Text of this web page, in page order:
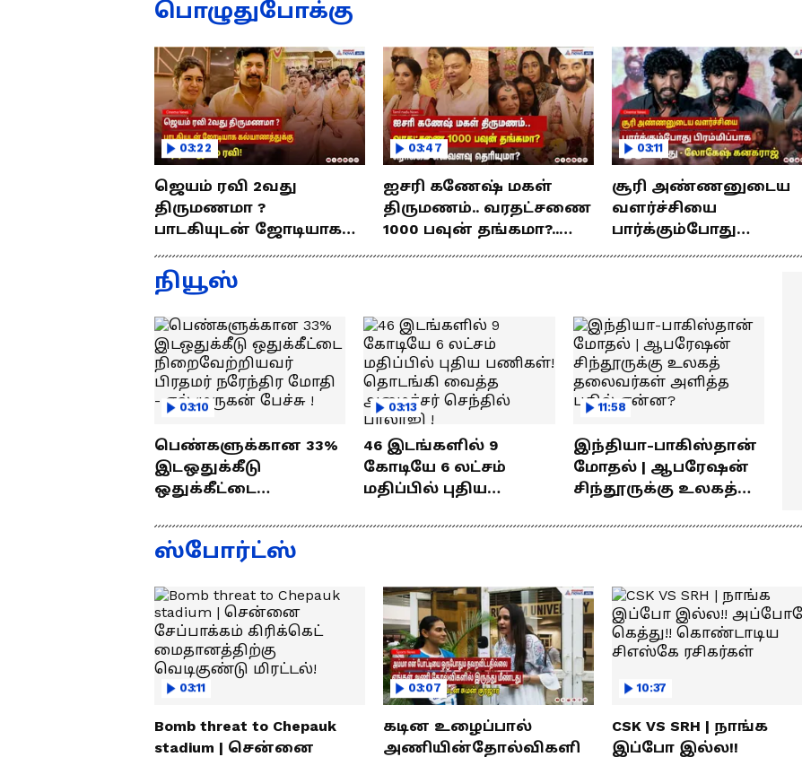
பொழுதுபோக்கு
03:22
ஜெயம் ரவி 2வது
திருமணமா ?
பாடகியுடன் ஜோடியாக
ஜெயம் ரவி!.....வைரல்
வீடியோ !
03:47
ஐசரி கணேஷ் மகள்
திருமணம்.. வரதட்சணை
1000 பவுன் தங்கமா?..
03:11
சூரி அண்ணனுடைய
வளர்ச்சியை
பார்க்கும்போது
நியூஸ்
03:10
பெண்களுக்கான 33%
இடஒதுக்கீடு
ஒதுக்கீட்டை
பிரதமர் நரேந்திர
மோதி - எல்.முருகன்
03:13
46 இடங்களில் 9
கோடியே 6 லட்சம்
மதிப்பில் புதிய
வைத்த அமைச்சர்
11:58
இந்தியா-பாகிஸ்தான்
மோதல் | ஆபரேஷன்
சிந்தூருக்கு உலகத்
பதில் என்ன?
ஸ்போர்ட்ஸ்
03:11
Bomb threat to Chepauk
stadium | சென்னை
03:07
கடின உழைப்பால்
அணியின்தோல்விகளி
10:37
CSK VS SRH | நாங்க
இப்போ இல்ல!!